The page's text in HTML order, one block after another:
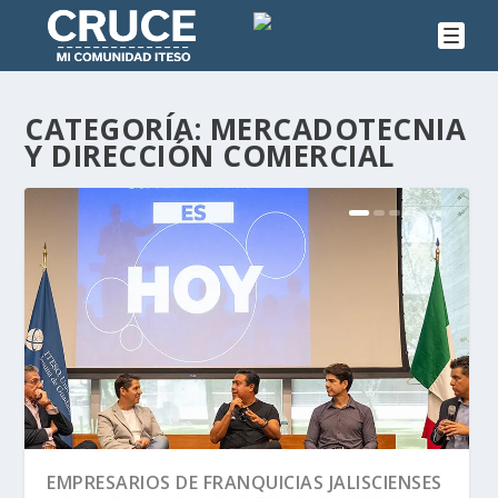
CATEGORÍA: MERCADOTECNIA
Y DIRECCIÓN COMERCIAL
EMPRESARIOS DE FRANQUICIAS JALISCIENSES